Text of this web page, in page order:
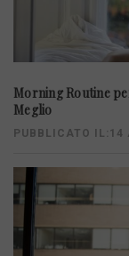
Morning Routine
Meglio
PUBBLICATO IL:14